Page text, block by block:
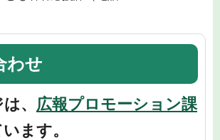
わせ
、 広報プロモーション課
ます。